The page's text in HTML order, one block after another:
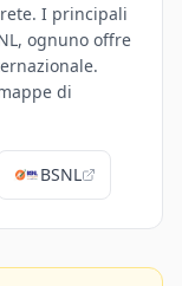
I principali
ognuno offre
di
BSNL